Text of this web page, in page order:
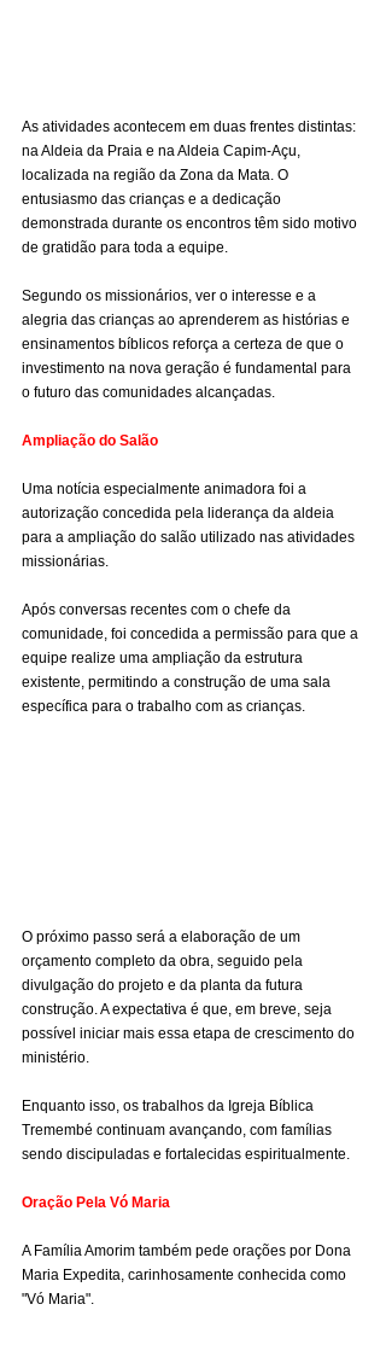
As atividades acontecem em duas frentes distintas:
na Aldeia da Praia e na Aldeia Capim-Açu,
localizada na região da Zona da Mata. O
entusiasmo das crianças e a dedicação
demonstrada durante os encontros têm sido motivo
de gratidão para toda a equipe.
Segundo os missionários, ver o interesse e a
alegria das crianças ao aprenderem as histórias e
ensinamentos bíblicos reforça a certeza de que o
investimento na nova geração é fundamental para
o futuro das comunidades alcançadas.
Ampliação do Salão
Uma notícia especialmente animadora foi a
autorização concedida pela liderança da aldeia
para a ampliação do salão utilizado nas atividades
missionárias.
Após conversas recentes com o chefe da
comunidade, foi concedida a permissão para que a
equipe realize uma ampliação da estrutura
existente, permitindo a construção de uma sala
específica para o trabalho com as crianças.
O próximo passo será a elaboração de um
orçamento completo da obra, seguido pela
divulgação do projeto e da planta da futura
construção. A expectativa é que, em breve, seja
possível iniciar mais essa etapa de crescimento do
ministério.
Enquanto isso, os trabalhos da Igreja Bíblica
Tremembé continuam avançando, com famílias
sendo discipuladas e fortalecidas espiritualmente.
Oração Pela Vó Maria
A Família Amorim também pede orações por Dona
Maria Expedita, carinhosamente conhecida como
"Vó Maria".